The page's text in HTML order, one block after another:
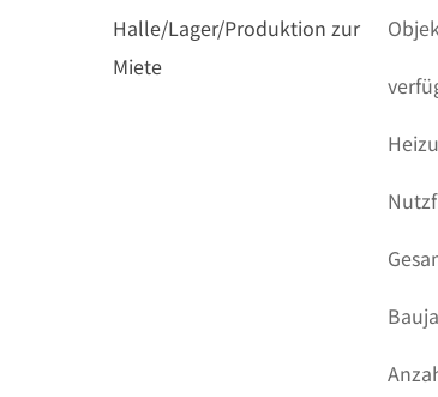
Halle/Lager/Produktion zur
Miete